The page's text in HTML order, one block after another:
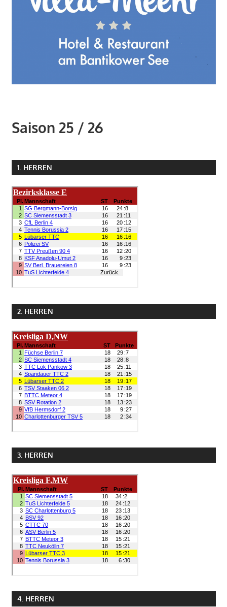
Saison 25 / 26
1. HERREN
2. HERREN
3. HERREN
4. HERREN